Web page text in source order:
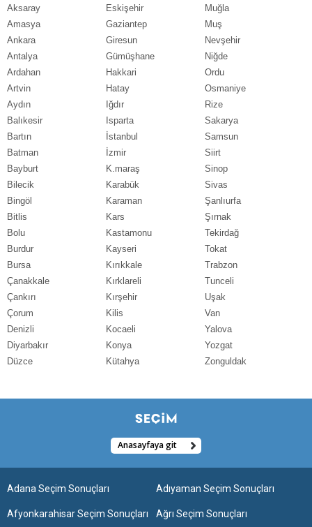
Aksaray
Amasya
Ankara
Antalya
Ardahan
Artvin
Aydın
Balıkesir
Bartın
Batman
Bayburt
Bilecik
Bingöl
Bitlis
Bolu
Burdur
Bursa
Çanakkale
Çankırı
Çorum
Denizli
Diyarbakır
Düzce
Eskişehir
Gaziantep
Giresun
Gümüşhane
Hakkari
Hatay
Iğdır
Isparta
İstanbul
İzmir
K.maraş
Karabük
Karaman
Kars
Kastamonu
Kayseri
Kırıkkale
Kırklareli
Kırşehir
Kilis
Kocaeli
Konya
Kütahya
Muğla
Muş
Nevşehir
Niğde
Ordu
Osmaniye
Rize
Sakarya
Samsun
Siirt
Sinop
Sivas
Şanlıurfa
Şırnak
Tekirdağ
Tokat
Trabzon
Tunceli
Uşak
Van
Yalova
Yozgat
Zonguldak
Anasayfaya git
Adana Seçim Sonuçları Adıyaman Seçim Sonuçları
Afyonkarahisar Seçim Sonuçları Ağrı Seçim Sonuçları